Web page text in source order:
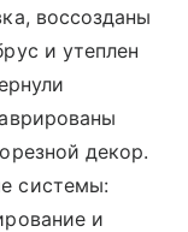
воссозданы
и утеплен
декор.
системы:
и